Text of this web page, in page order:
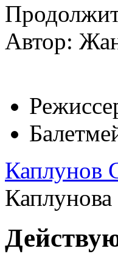
Автор:
Каплунов
Каплунова